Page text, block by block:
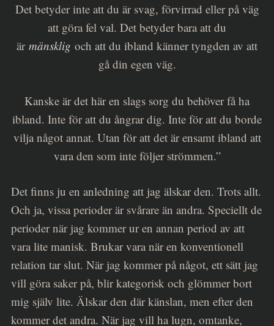
Det betyder inte att du är svag, förvirrad eller på väg
att göra fel val. Det betyder bara att du
är mänsklig och att du ibland känner tyngden av att
gå din egen väg.
Kanske är det här en slags sorg du behöver få ha
ibland. Inte för att du ångrar dig. Inte för att du borde
vilja något annat. Utan för att det är ensamt ibland att
vara den som inte följer strömmen.”
Det finns ju en anledning att jag älskar den. Trots allt.
Och ja, vissa perioder är svårare än andra. Speciellt de
perioder när jag kommer ur en annan period av att
vara lite manisk. Brukar vara när en konventionell
relation tar slut. När jag kommer på något, ett sätt jag
vill göra saker på, blir kategorisk och glömmer bort
mig själv lite. Älskar den där känslan, men efter den
kommer det andra. När jag vill ha lugn, omtanke,